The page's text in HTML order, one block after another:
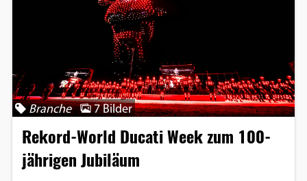
Branche 7 Bilder
Rekord-World Ducati Week zum 100-
jährigen Jubiläum